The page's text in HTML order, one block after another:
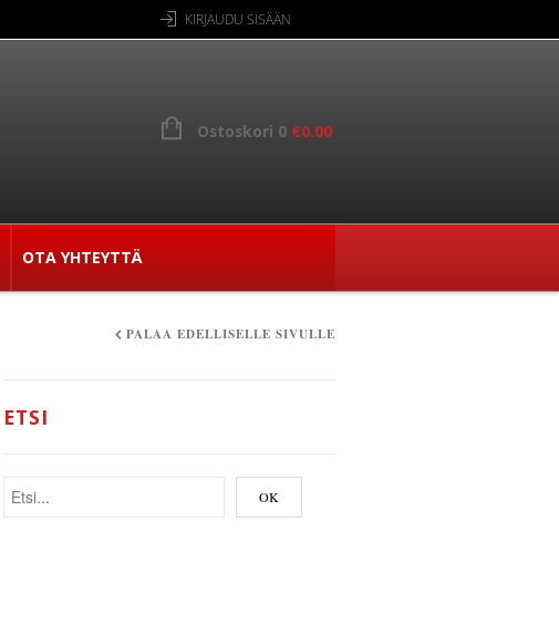
KIRJAUDU SISÄÄN
Ostoskori 0 €0.00
OTA YHTEYTTÄ
PALAA EDELLISELLE SIVULLE
ETSI